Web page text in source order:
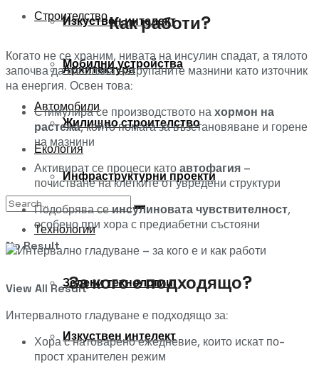
Строителство
Архитектура
Жилищно строителство
Инфраструктурни проекти
Технологии
Зелени технологии
Изкуствен интелект
Изкуствен интелект
Мобилни устройства
Автомобили
Екология
No Result
View All Result
Как работи?
Когато не се храним, нивата на инсулин спадат, а тялото
започва да използва натрупаните мазнини като източник
на енергия. Освен това:
Стимулира се производството нахормон на
растежа, който помага за възстановяване и горене
на мазнини
Активират се процеси катоавтофагия –
почистване на клетките от увредени структури
Подобрява сеинсулиновата чувствителност,
особено при хора с предиабетни състояни
За кого е подходящо?
Интервалното гладуване е подходящо за:
Хора с натоварено ежедневие, които искат по-
прост хранителен режим